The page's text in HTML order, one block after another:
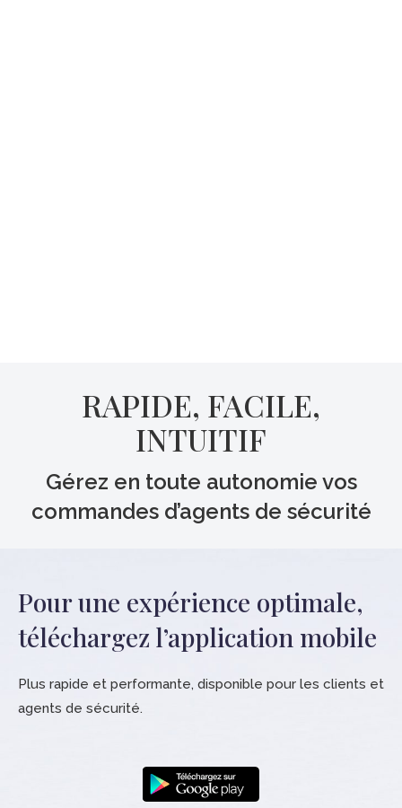
RAPIDE, FACILE,
INTUITIF
Gérez en toute autonomie vos
commandes d’agents de sécurité
Pour une expérience optimale,
téléchargez l’application mobile
Plus rapide et performante, disponible pour les clients et
agents de sécurité.